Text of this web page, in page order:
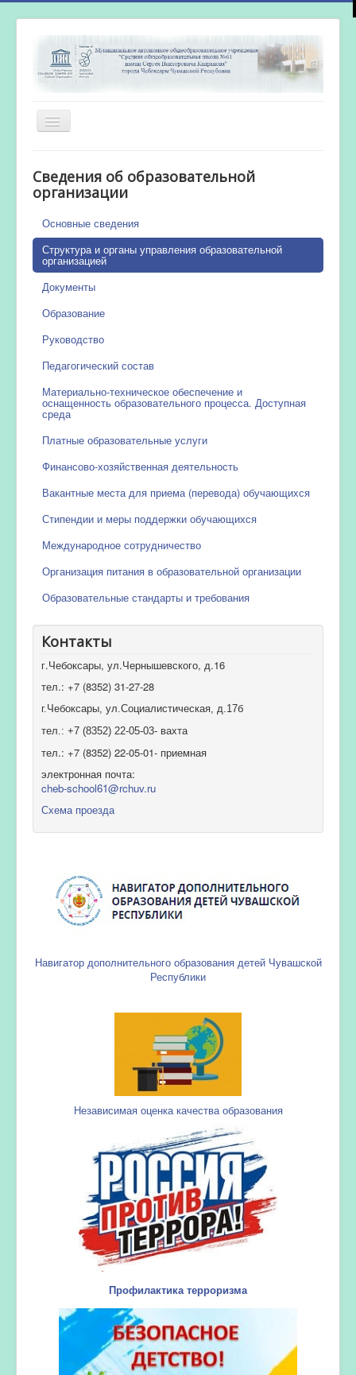
Включить/
выключить
Новости
Работа бассейна
Сведения об образовательной
организации
Основные сведения
Структура и органы управления образовательной
организацией
Документы
Образование
Руководство
Педагогический состав
Материально-техническое обеспечение и
оснащенность образовательного процесса. Доступная
среда
Платные образовательные услуги
Финансово-хозяйственная деятельность
Вакантные места для приема (перевода) обучающихся
Стипендии и меры поддержки обучающихся
Международное сотрудничество
Организация питания в образовательной организации
Образовательные стандарты и требования
Контакты
г.Чебоксары, ул.Чернышевского, д.16
тел.: +7 (8352) 31-27-28
г.Чебоксары, ул.Социалистическая, д.17б
тел.: +7 (8352) 22-05-03- вахта
тел.: +7 (8352) 22-05-01- приемная
электронная почта:
cheb-school61@rchuv.ru
Схема проезда
Навигатор дополнительного образования детей Чувашской
Республики
Независимая оценка качества образования
Профилактика терроризма